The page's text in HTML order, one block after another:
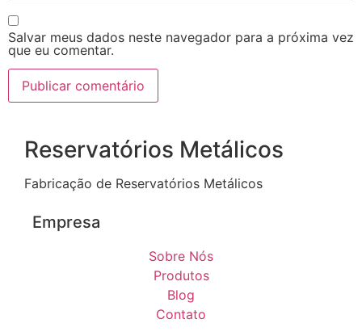
Salvar meus dados neste navegador para a próxima vez
que eu comentar.
Reservatórios Metálicos
Fabricação de Reservatórios Metálicos
Empresa
Sobre Nós
Produtos
Blog
Contato